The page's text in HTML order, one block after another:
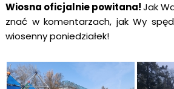
Wiosna oficjalnie powitana!Jak
znać w komentarzach, jak Wy
wiosenny poniedziałek!